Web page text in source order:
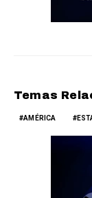
Temas
AMÉRICA